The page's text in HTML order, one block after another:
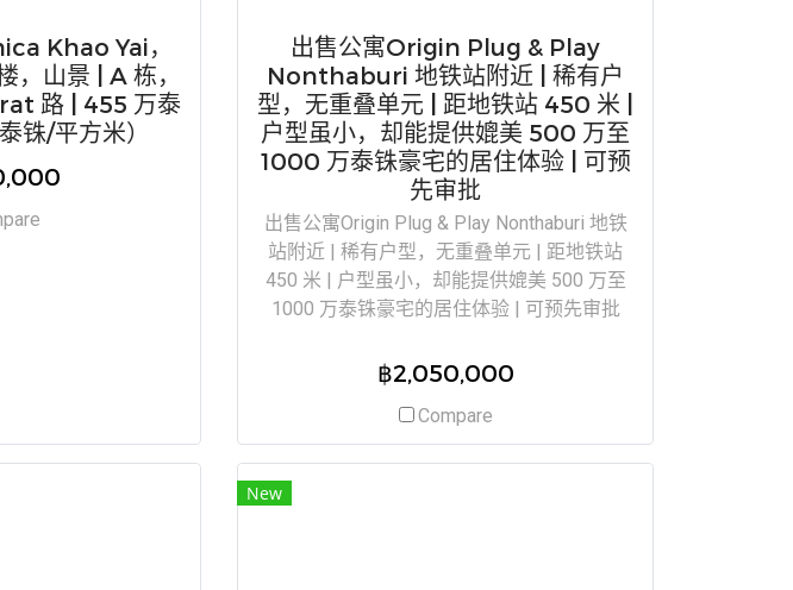
Khao Yai，
山景 | A 栋，
路 | 455 万泰
铢/平方米）
出售公寓Origin Plug & Play
Nonthaburi 地铁站附近 | 稀有户
型，无重叠单元 | 距地铁站 450 米 |
户型虽小，却能提供媲美 500 万至
1000 万泰铢豪宅的居住体验 | 可预
先审批
出售公寓Origin Plug & Play Nonthaburi 地铁
站附近 | 稀有户型，无重叠单元 | 距地铁站
450 米 | 户型虽小，却能提供媲美 500 万至
1000 万泰铢豪宅的居住体验 | 可预先审批
฿2,050,000
Compare
New